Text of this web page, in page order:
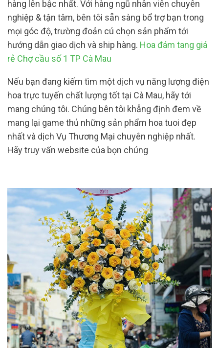
hàng lên bậc nhất. Với hàng ngũ nhân viên chuyên
nghiệp & tận tâm, bên tôi sẵn sàng bổ trợ bạn trong
mọi góc độ, trường đoản cú chọn sản phẩm tới
hướng dẫn giao dịch và ship hàng. Hoa đám tang giá
rẻ Chợ cầu số 1 TP Cà Mau
Nếu bạn đang kiếm tìm một dịch vụ năng lượng điện
hoa trực tuyến chất lượng tốt tại Cà Mau, hãy tới
mang chúng tôi. Chúng bên tôi khẳng định đem về
mang lại game thủ những sản phẩm hoa tuoi đẹp
nhất và dịch Vụ Thương Mại chuyên nghiệp nhất.
Hãy truy vấn website của bọn chúng